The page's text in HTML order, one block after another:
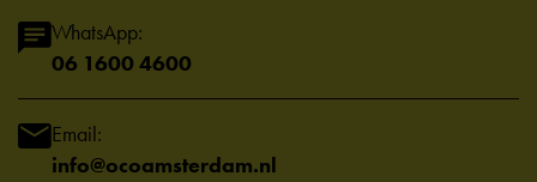
WhatsApp:
06 1600 4600
Email:
info@ocoamsterdam.nl